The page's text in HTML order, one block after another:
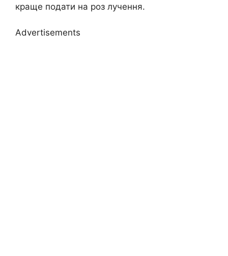
краще подати на роз лучення.
Advertisements